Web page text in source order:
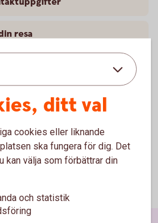
resa
in och se pris för
ditt val
cookies eller liknande
ska fungera för dig. Det
kan välja som förbättrar din
och statistik